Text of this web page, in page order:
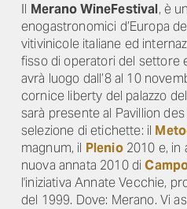
Il Merano WineFestival, è
enogastronomici d’Europa
vitivinicole italiane ed
fisso di operatori del settore
avrà luogo dall’8 al 10
cornice liberty del palazzo
sarà presente al Pavillion
selezione di etichette: il
magnum, il Plenio2010 e, in
nuova annata 2010 di
l'iniziativa Annate Vecchie,
del 1999. Dove: Merano. Vi